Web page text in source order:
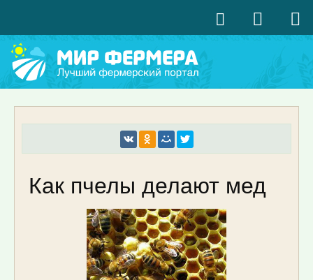
Как пчелы делают мед